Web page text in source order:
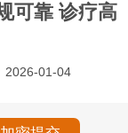
可靠 诊疗高
2026-01-04